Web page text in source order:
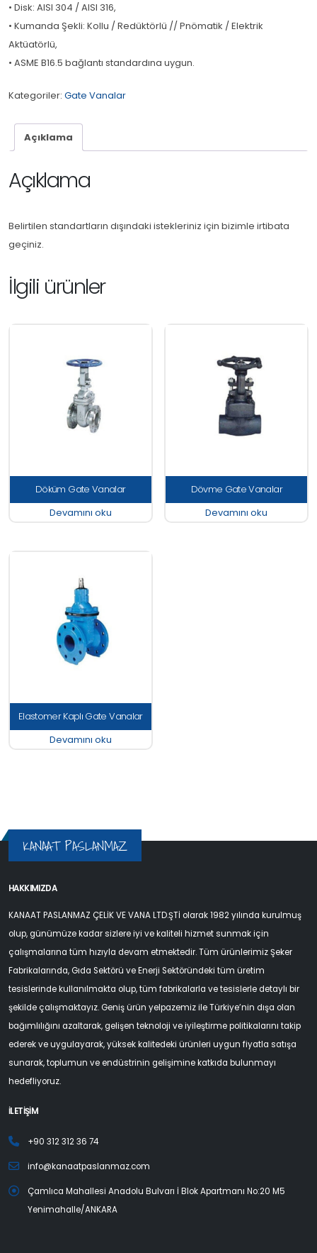
• Disk: AISI 304 / AISI 316,
• Kumanda Şekli: Kollu / Redüktörlü // Pnömatik / Elektrik
Aktüatörlü,
• ASME B16.5 bağlantı standardına uygun.
Kategoriler: Gate Vanalar
Açıklama
Açıklama
Belirtilen standartların dışındaki istekleriniz için bizimle irtibata
geçiniz.
İlgili ürünler
Döküm Gate Vanalar
Devamını oku
Dövme Gate Vanalar
Devamını oku
Elastomer Kaplı Gate Vanalar
Devamını oku
KANAAT PASLANMAZ
HAKKIMIZDA
KANAAT PASLANMAZ ÇELİK VE VANA LTD.ŞTİ olarak 1982 yılında kurulmuş
olup, günümüze kadar sizlere iyi ve kaliteli hizmet sunmak için
çalışmalarına tüm hızıyla devam etmektedir. Tüm ürünlerimiz Şeker
Fabrikalarında, Gıda Sektörü ve Enerji Sektöründeki tüm üretim
tesislerinde kullanılmakta olup, tüm fabrikalarla ve tesislerle detaylı bir
şekilde çalışmaktayız. Geniş ürün yelpazemiz ile Türkiye’nin dışa olan
bağımlılığını azaltarak, gelişen teknoloji ve iyileştirme politikalarını takip
ederek ve uygulayarak, yüksek kalitedeki ürünleri uygun fiyatla satışa
sunarak, toplumun ve endüstrinin gelişimine katkıda bulunmayı
hedefliyoruz.
İLETİŞİM
+90 312 312 36 74
info@kanaatpaslanmaz.com
Çamlıca Mahallesi Anadolu Bulvarı İ Blok Apartmanı No:20 M5
Yenimahalle/ANKARA